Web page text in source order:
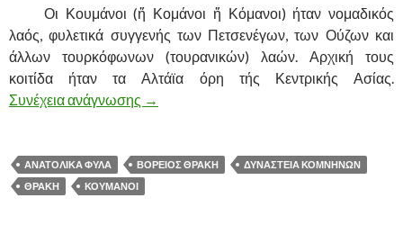
Οι Κουμάνοι (ἤ Κομάνοι ἤ Κόμανοι) ήταν νομαδικός
λαός, φυλετικά συγγενής των Πετσενέγων, των Ούζων και
άλλων τουρκόφωνων (τουρανικών) λαών. Αρχική τους
κοιτίδα ήταν τα Αλτάϊα όρη τής Κεντρικής Ασίας.
Συνέχεια ανάγνωσης ΕΠΙΔΡΟΜΕΙΣ ΚΑΤΑ ΤΟΥ ΒΥΖΑΝΤΙΟΥ
→
ΑΝΑΤΟΛΙΚΑ ΦΥΛΑ ΒΟΡΕΙΟΣ ΘΡΑΚΗ
ΔΥΝΑΣΤΕΙΑ ΚΟΜΝΗΝΩΝ
ΘΡΑΚΗ
ΚΟΥΜΑΝΟΙ